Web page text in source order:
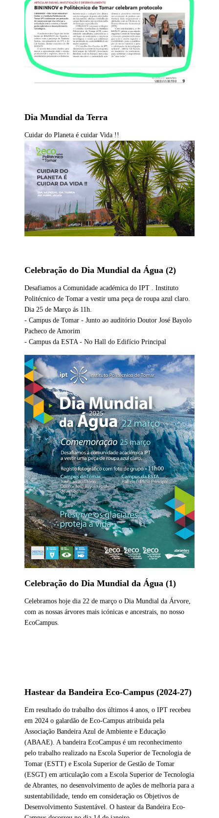
Dia Mundial da Terra
Cuidar do Planeta é cuidar Vida !!
Celebração do Dia Mundial da Água (2)
Desafiamos a Comunidade académica do IPT . Instituto
Politécnico de Tomar a vestir uma peça de roupa azul claro.
Dia 25 de Março ás 11h.
- Campus de Tomar - Junto ao auditório Doutor José Bayolo
Pacheco de Amorim
- Campus da ESTA - No Hall do Edifício Principal
Celebração do Dia Mundial da Água (1)
Celebramos hoje dia 22 de março o Dia Mundial da Árvore,
com as nossas árvores mais icónicas e ancestrais, no nosso
EcoCampus.
Hastear da Bandeira Eco-Campus (2024-27)
Em resultado do trabalho dos últimos 4 anos, o IPT recebeu
em 2024 o galardão de Eco-Campus atribuida pela
Associação Bandeira Azul de Ambiente e Educação
(ABAAE). A bandeira EcoCampus é um reconhecimento
pelo trabalho realizado na Escola Superior de Tecnologia de
Tomar (ESTT) e Escola Superior de Gestão de Tomar
(ESGT) em articulação com a Escola Superior de Tecnologia
de Abrantes, no desenvolvimento de ações de melhoria para a
sustentabilidade, tendo em consideração os Objetivos de
Desenvolvimento Sustentável. O hastear da Bandeira Eco-